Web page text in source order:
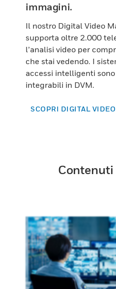
immagini.
Il nostro Digital Video
supporta oltre 2.000
l’analisi video per
che stai vedendo. I
accessi intelligenti
integrabili in DVM.
SCOPRI DIGITAL